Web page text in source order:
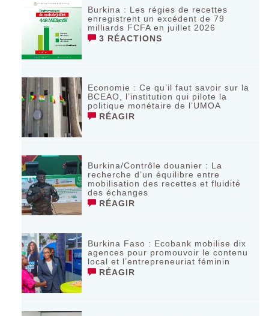
Burkina : Les régies de recettes
enregistrent un excédent de 79
milliards FCFA en juillet 2026
3 RÉACTIONS
Economie : Ce qu’il faut savoir sur la
BCEAO, l’institution qui pilote la
politique monétaire de l’UMOA
RÉAGIR
Burkina/Contrôle douanier : La
recherche d’un équilibre entre
mobilisation des recettes et fluidité
des échanges
RÉAGIR
Burkina Faso : Ecobank mobilise dix
agences pour promouvoir le contenu
local et l’entrepreneuriat féminin
RÉAGIR